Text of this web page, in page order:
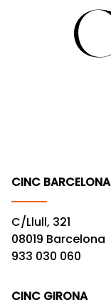
CINC BARCELONA
C/Llull, 321
08019 Barcelona
933 030 060
CINC GIRONA